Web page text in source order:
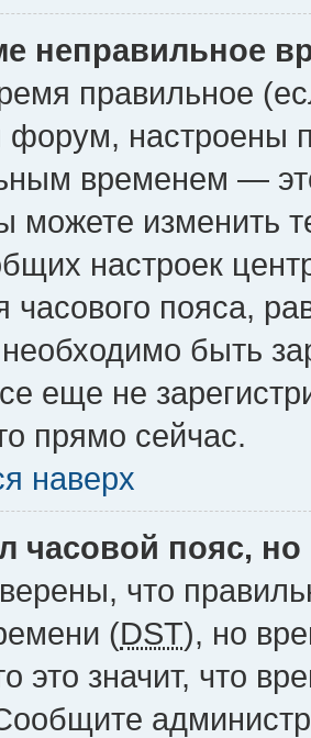
неправильное
правильное
настроены
временем —
можете изменить
настроек
часового пояса,
быть
еще не
прямо сейчас.
наверх
часовой пояс,
что
(DST), но
это значит, что